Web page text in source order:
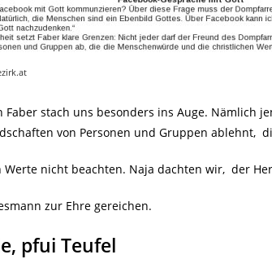
Faber stach uns besonders ins Auge. Nämlich
von Personen und Gruppen ablehnt,
Werte nicht beachten. Naja dachten wir, der
zur Ehre gereichen.
pfui Teufel